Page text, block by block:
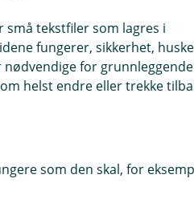
tekstfiler som lagres i
fungerer, sikkerhet, huske
for grunnleggende
helst endre eller trekke
som den skal, for